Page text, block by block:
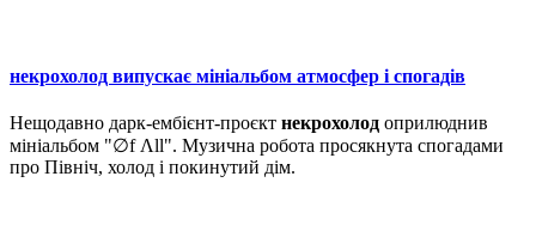
некрохолод випускає мініальбом атмосфер і спогадів
Нещодавно дарк-ембієнт-проєкт некрохолод оприлюднив
мініальбом "∅f Λll". Музична робота просякнута спогадами
про Північ, холод і покинутий дім.